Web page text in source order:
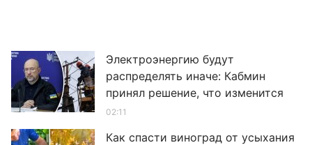
Электроэнергию будут
распределять иначе: Кабмин
принял решение, что изменится
02:11
Как спасти виноград от усыхания